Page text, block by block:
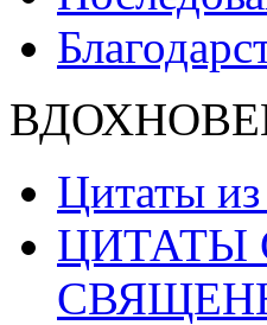
Цитаты
ЦИТАТЫ